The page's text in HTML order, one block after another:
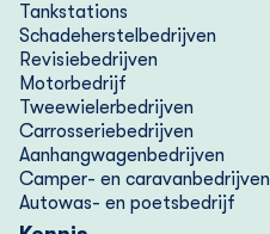
Tankstations
Schadeherstelbedrijven
Revisiebedrijven
Motorbedrijf
Tweewielerbedrijven
Carrosseriebedrijven
Aanhangwagenbedrijven
Camper- en caravanbedrijven
Autowas- en poetsbedrijf